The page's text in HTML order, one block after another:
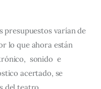
presupuestos varían de
lo que ahora están
sonido  e
acertado, se